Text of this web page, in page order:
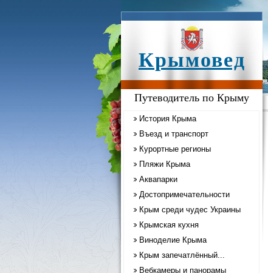
Крымовед
Путеводитель по Крыму
История Крыма
Въезд и транспорт
Курортные регионы
Пляжи Крыма
Аквапарки
Достопримечательности
Крым среди чудес Украины
Крымская кухня
Виноделие Крыма
Крым запечатлённый...
Вебкамеры и панорамы